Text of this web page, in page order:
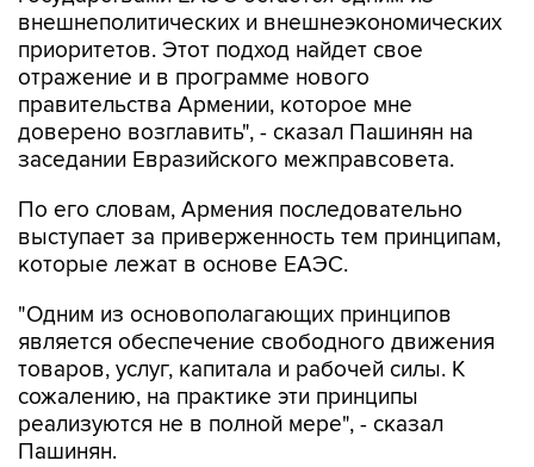
внешнеполитических и внешнеэкономических
приоритетов. Этот подход найдет свое
отражение и в программе нового
правительства Армении, которое мне
доверено возглавить", - сказал Пашинян на
заседании Евразийского межправсовета.
По его словам, Армения последовательно
выступает за приверженность тем принципам,
которые лежат в основе ЕАЭС.
"Одним из основополагающих принципов
является обеспечение свободного движения
товаров, услуг, капитала и рабочей силы. К
сожалению, на практике эти принципы
реализуются не в полной мере", - сказал
Пашинян.